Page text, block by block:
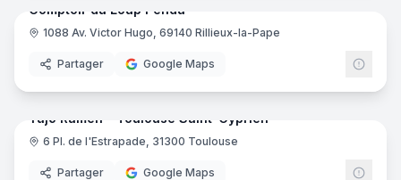
Comptoir du Loup Pendu
1088 Av. Victor Hugo, 69140 Rillieux-la-Pape
Partager Google Maps
Yūjō Ramen - Toulouse Saint-Cyprien
6 Pl. de l'Estrapade, 31300 Toulouse
Partager Google Maps